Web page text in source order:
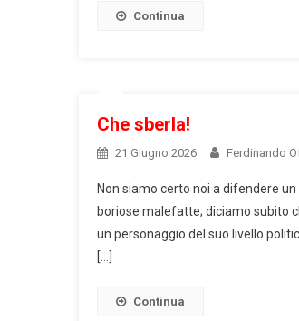
Continua
Che sberla!
21 Giugno 2026 Ferdinando
Non siamo certo noi a difendere
boriose malefatte; diciamo subito
un personaggio del suo livello
[…]
Continua